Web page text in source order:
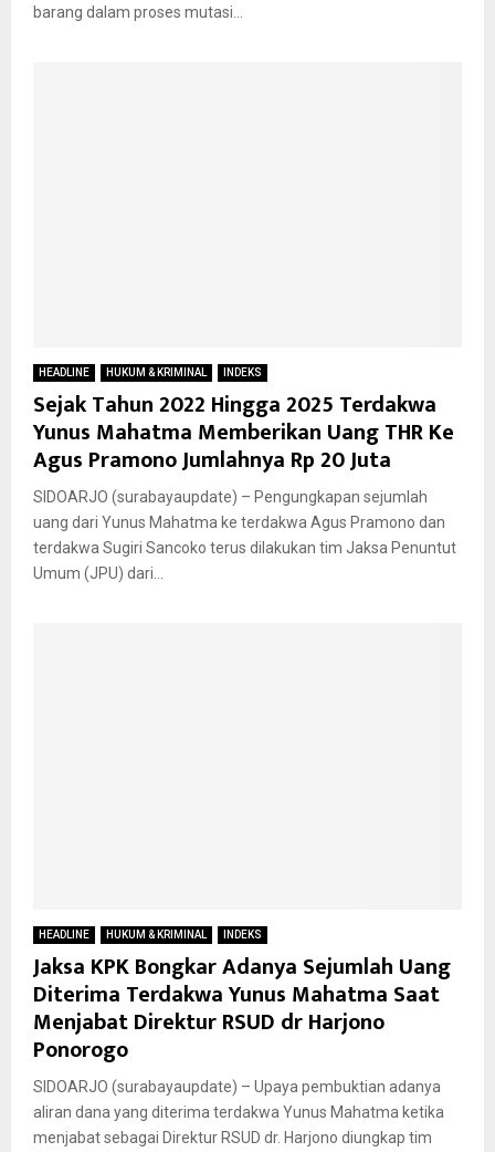
barang dalam proses mutasi...
HEADLINE HUKUM & KRIMINAL INDEKS
Sejak Tahun 2022 Hingga 2025 Terdakwa
Yunus Mahatma Memberikan Uang THR Ke
Agus Pramono Jumlahnya Rp 20 Juta
SIDOARJO (surabayaupdate) – Pengungkapan sejumlah
uang dari Yunus Mahatma ke terdakwa Agus Pramono dan
terdakwa Sugiri Sancoko terus dilakukan tim Jaksa Penuntut
Umum (JPU) dari...
HEADLINE HUKUM & KRIMINAL INDEKS
Jaksa KPK Bongkar Adanya Sejumlah Uang
Diterima Terdakwa Yunus Mahatma Saat
Menjabat Direktur RSUD dr Harjono
Ponorogo
SIDOARJO (surabayaupdate) – Upaya pembuktian adanya
aliran dana yang diterima terdakwa Yunus Mahatma ketika
menjabat sebagai Direktur RSUD dr. Harjono diungkap tim